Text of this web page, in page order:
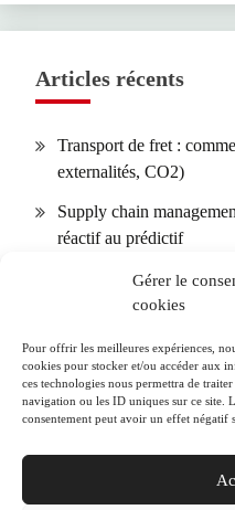
Gérer le
cookies
Pour offrir les meilleures expériences,
cookies pour stocker et/ou accéder aux
ces technologies nous permettra de
navigation ou les ID uniques sur ce site.
consentement peut avoir un effet négatif
Articles récents
Transport de fret :
externalités, CO2)
Supply chain
réactif au prédictif
Dimensions palettes
optimisation d’empilement
Transport par
(tarifs, SLA, assurance)
Plateformes